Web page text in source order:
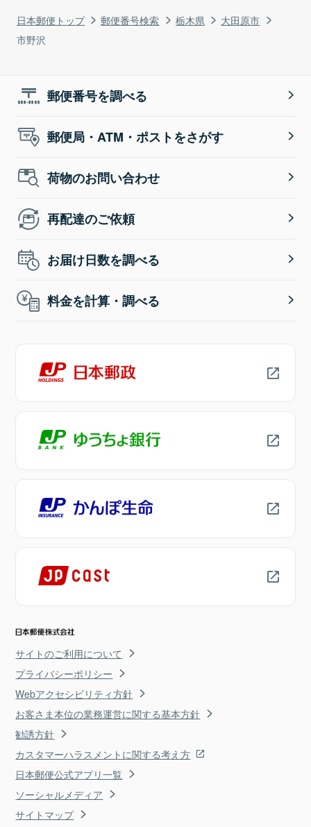
日本郵便トップ 郵便番号検索 栃木県
大田原市
市野沢
郵便番号を調べる
郵便局・ATM・ポストをさがす
荷物のお問い合わせ
再配達のご依頼
お届け日数を調べる
料金を計算・調べる
サイトのご利用について
プライバシーポリシー
Webアクセシビリティ方針
お客さま本位の業務運営に関する基本方針
勧誘方針
カスタマーハラスメントに関する考え方
日本郵便公式アプリ一覧
ソーシャルメディア
サイトマップ